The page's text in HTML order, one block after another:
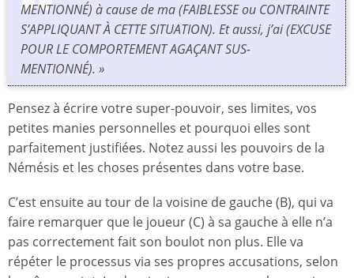
MENTIONNÉ) à cause de ma (FAIBLESSE ou CONTRAINTE
S’APPLIQUANT À CETTE SITUATION). Et aussi, j’ai (EXCUSE
POUR LE COMPORTEMENT AGAÇANT SUS-
MENTIONNÉ). »
Pensez à écrire votre super-pouvoir, ses limites, vos
petites manies personnelles et pourquoi elles sont
parfaitement justifiées. Notez aussi les pouvoirs de la
Némésis et les choses présentes dans votre base.
C’est ensuite au tour de la voisine de gauche (B), qui va
faire remarquer que le joueur (C) à sa gauche à elle n’a
pas correctement fait son boulot non plus. Elle va
répéter le processus via ses propres accusations, selon